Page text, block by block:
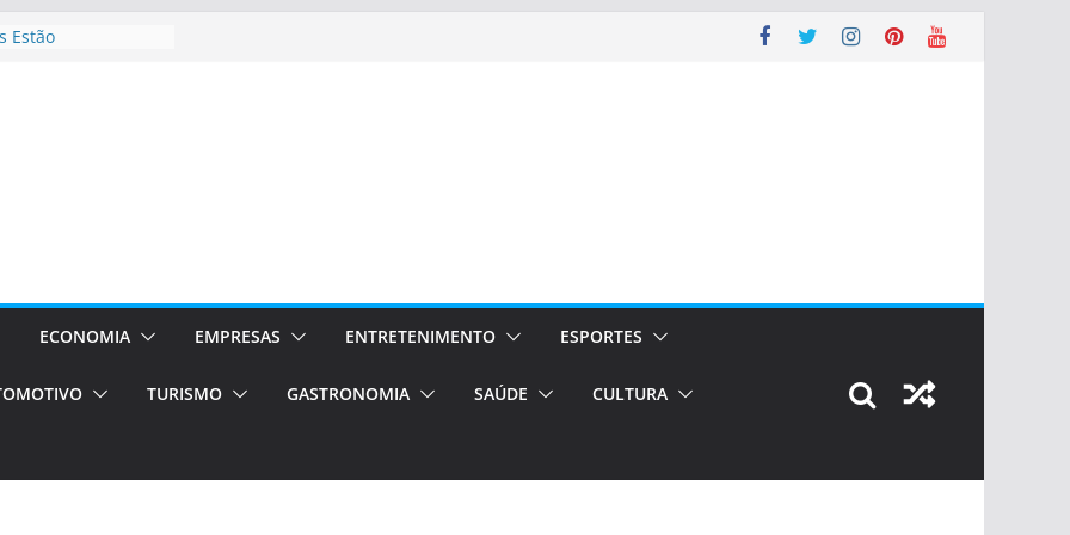
Estão
em Porto
de transfer,
de alto padrão
bolsas –
o segundo
únicas e
de volta!
ECONOMIA EMPRESAS ENTRETENIMENTO ESPORTES
TURISMO GASTRONOMIA SAÚDE CULTURA